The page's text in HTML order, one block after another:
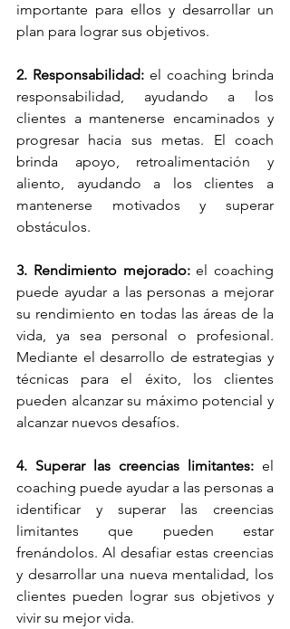
importante para ellos y desarrollar un
plan para lograr sus objetivos.
2. Responsabilidad: el coaching brinda
responsabilidad, ayudando a los
clientes a mantenerse encaminados y
progresar hacia sus metas. El coach
brinda apoyo, retroalimentación y
aliento, ayudando a los clientes a
mantenerse motivados y superar
obstáculos.
3. Rendimiento mejorado: el coaching
puede ayudar a las personas a mejorar
su rendimiento en todas las áreas de la
vida, ya sea personal o profesional.
Mediante el desarrollo de estrategias y
técnicas para el éxito, los clientes
pueden alcanzar su máximo potencial y
alcanzar nuevos desafíos.
4. Superar las creencias limitantes: el
coaching puede ayudar a las personas a
identificar y superar las creencias
limitantes que pueden estar
frenándolos. Al desafiar estas creencias
y desarrollar una nueva mentalidad, los
clientes pueden lograr sus objetivos y
vivir su mejor vida.